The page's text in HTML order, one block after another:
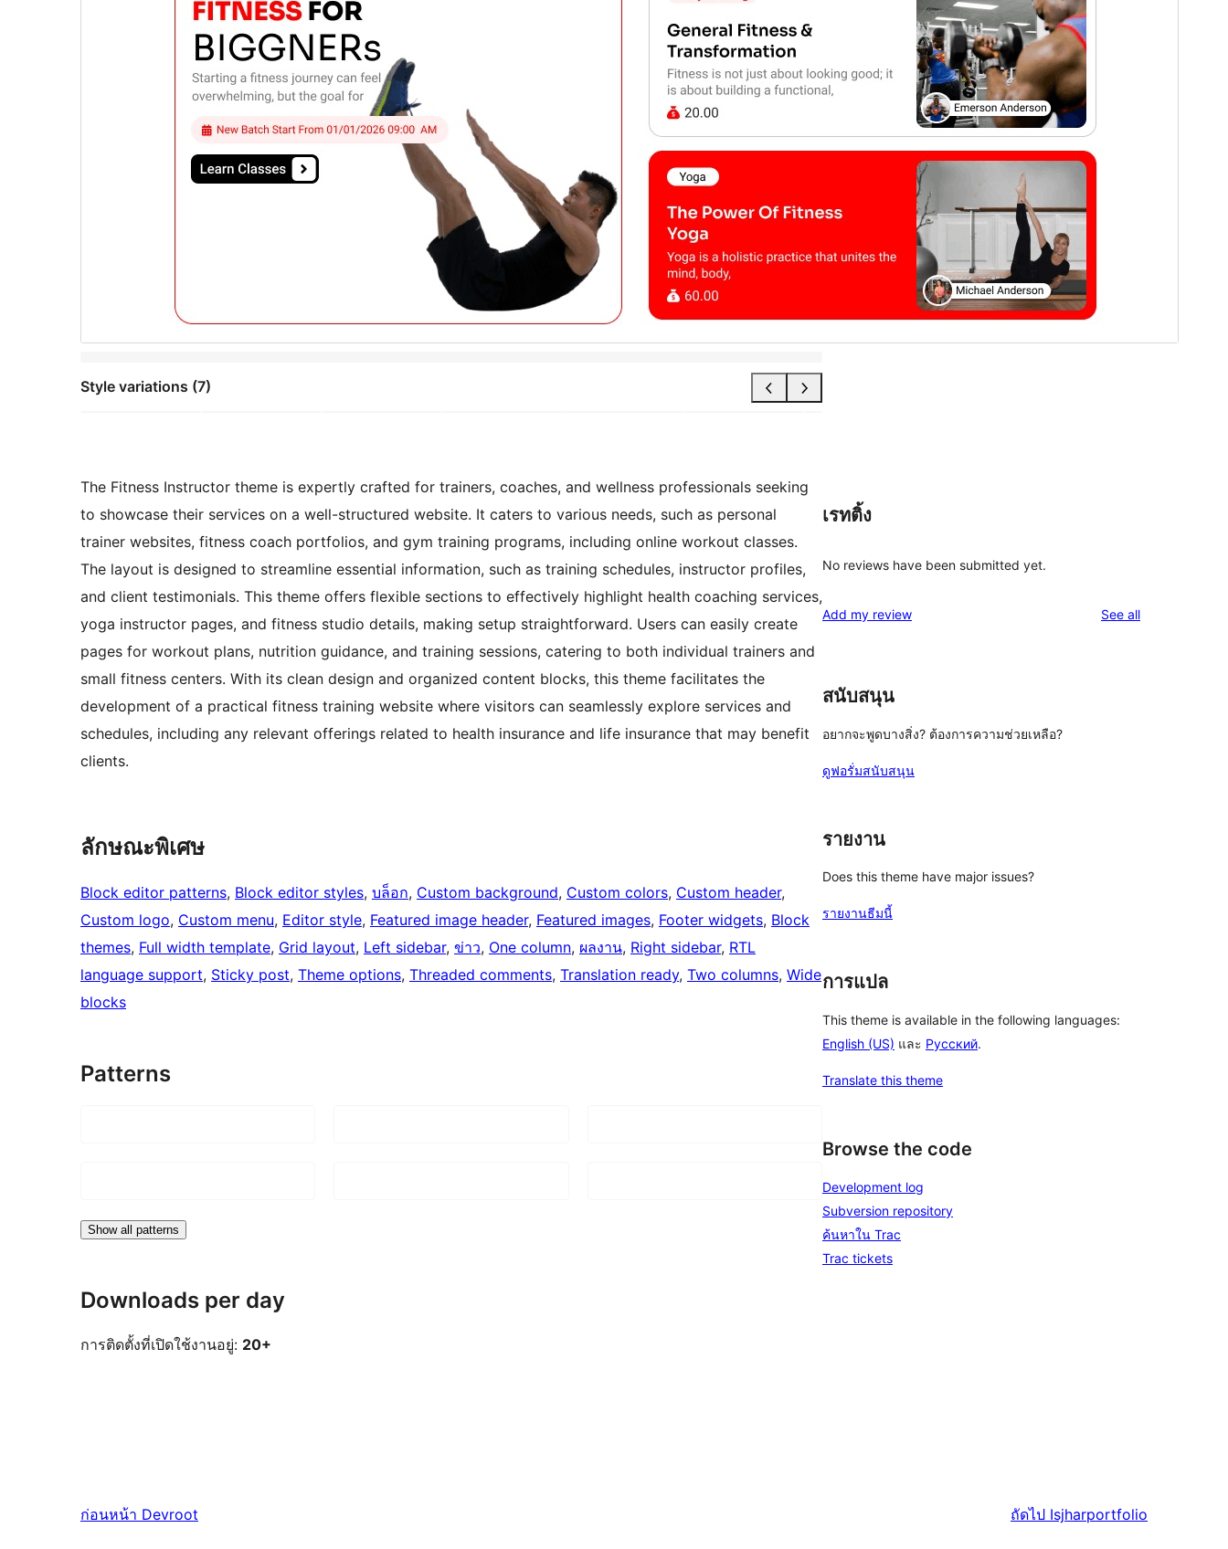
Style variations (7)
The Fitness Instructor theme is expertly crafted for trainers, coaches, and wellness professionals seeking
to showcase their services on a well-structured website. It caters to various needs, such as personal
trainer websites, fitness coach portfolios, and gym training programs, including online workout classes.
The layout is designed to streamline essential information, such as training schedules, instructor profiles,
and client testimonials. This theme offers flexible sections to effectively highlight health coaching services,
yoga instructor pages, and fitness studio details, making setup straightforward. Users can easily create
pages for workout plans, nutrition guidance, and training sessions, catering to both individual trainers and
small fitness centers. With its clean design and organized content blocks, this theme facilitates the
development of a practical fitness training website where visitors can seamlessly explore services and
schedules, including any relevant offerings related to health insurance and life insurance that may benefit
clients.
ลักษณะพิเศษ
Block editor patterns, Block editor styles, บล็อก, Custom background, Custom colors, Custom header
Custom logo, Custom menu, Editor style, Featured image header, Featured images, Footer widgets, Block
themes, Full width template, Grid layout, Left sidebar, ข่าว, One column, ผลงาน, Right sidebar, RTL
language support, Sticky post, Theme options, Threaded comments, Translation ready, Two columns, Wide
blocks
Patterns
Show all patterns
Downloads per day
การติดตั้งที่เปิดใช้งานอยู่: 20+
เรทติ้ง
No reviews have been submitted yet.
Add my review See allreviews
สนับสนุน
อยากจะพูดบางสิ่ง? ต้องการความช่วยเหลือ?
ดูฟอรั่มสนับสนุน
รายงาน
Does this theme have major issues?
รายงานธีมนี้
การแปล
This theme is available in the following languages:
English (US) และ Русский.
Translate this theme
Browse the code
Development log
Subversion repository
ค้นหาใน Trac
Trac tickets
ก่อนหน้า Devroot ถัดไป Isjharportfolio